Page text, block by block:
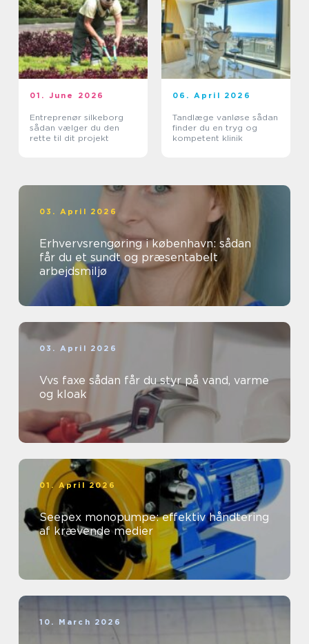
01. June 2026
Entreprenør silkeborg
sådan vælger du den
rette til dit projekt
06. April 2026
Tandlæge vanløse sådan
finder du en tryg og
kompetent klinik
03. April 2026
Erhvervsrengøring i københavn: sådan
får du et sundt og præsentabelt
arbejdsmiljø
03. April 2026
Vvs faxe sådan får du styr på vand, varme
og kloak
01. April 2026
Seepex monopumpe: effektiv håndtering
af krævende medier
10. March 2026